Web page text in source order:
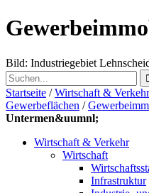
Bild: Industriegebiet
Startseite /Wirtschaft & Verkehr
Gewerbeflächen /
Untermen&uumnl;
Wirtschaft & Verkehr
Wirtschaft
Infrastruktur